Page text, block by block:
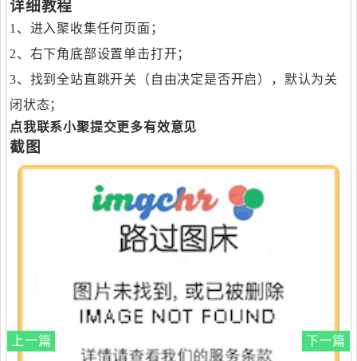
上一篇 下一篇
详细教程
1、进入聚收集任何页面；
2、右下角底部设置单击打开；
3、找到全站直跳开关（自由决定是否开启），默认为关
闭状态；
点我联系小聚提交更多有效意见
截图